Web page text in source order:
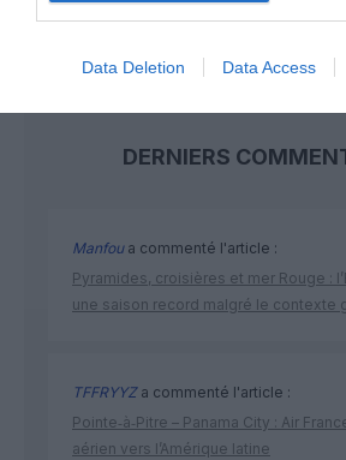
Data Deletion Data Access
DERNIERS
Manfoua commenté l'article :
Pyramides, croisières et mer Rouge :
une saison record malgré le contexte
TFFRYYZa commenté l'article :
Pointe‑à‑Pitre – Panama City : Air
aérien vers l’Amérique latine